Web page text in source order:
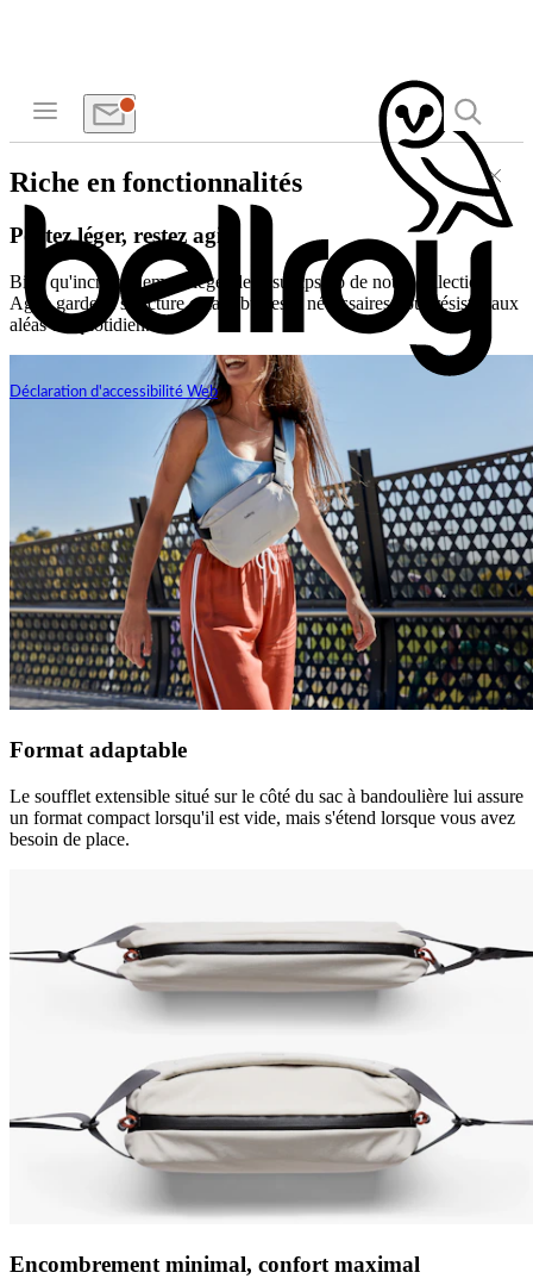
Déclaration d'accessibilité Web
Riche en fonctionnalités
Portez léger, restez agile
Bien qu'incroyablement léger, le tissu ripstop de notre collection
Agile garde la structure et la robustesse nécessaires pour résister aux
aléas du quotidien.
Format adaptable
Le soufflet extensible situé sur le côté du sac à bandoulière lui assure
un format compact lorsqu'il est vide, mais s'étend lorsque vous avez
besoin de place.
Encombrement minimal, confort maximal